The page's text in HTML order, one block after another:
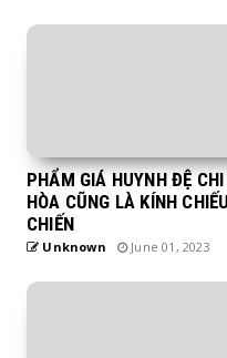
PHẨM GIÁ HUYNH ĐỆ
HÒA CŨNG LÀ KÍNH
CHIẾN
Unknown June 01, 2023